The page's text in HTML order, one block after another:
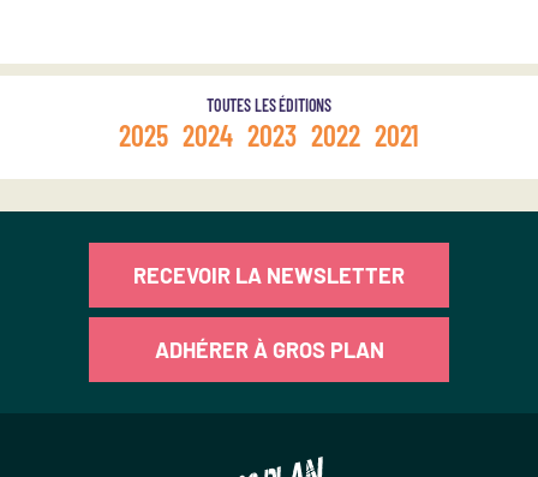
TOUTES LES ÉDITIONS
2025 2024 2023 2022 2021
RECEVOIR LA NEWSLETTER
ADHÉRER À GROS PLAN